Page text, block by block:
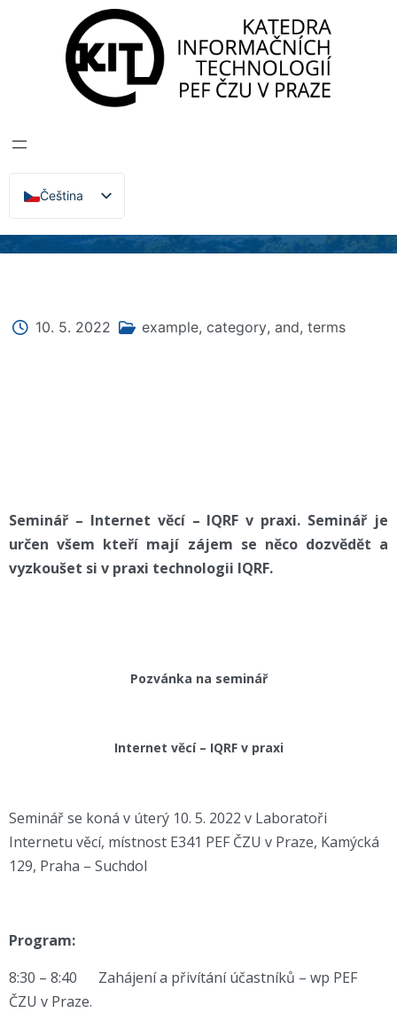
Čeština
English
informačních technologií
Zprávy, Akce,
SEMINÁŘ –
IQRF V PRAXI
10. 5. 2022 example, category, and, terms
Seminář – Internet věcí – IQRF v praxi. Seminář je
určen všem kteří mají zájem se něco dozvědět a
vyzkoušet si v praxi technologii IQRF.
Pozvánka na seminář
Internet věcí – IQRF v praxi
Seminář se koná v úterý 10. 5. 2022 v Laboratoři
Internetu věcí, místnost E341 PEF ČZU v Praze, Kamýcká
129, Praha – Suchdol
Program:
8:30 – 8:40 Zahájení a přivítání účastníků – wp PEF
ČZU v Praze.